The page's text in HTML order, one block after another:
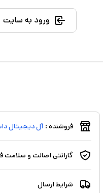
ورود به سایت
فروشنده : آل دیجیتال
گارانتی اصالت و سلامت
شرایط ارسال